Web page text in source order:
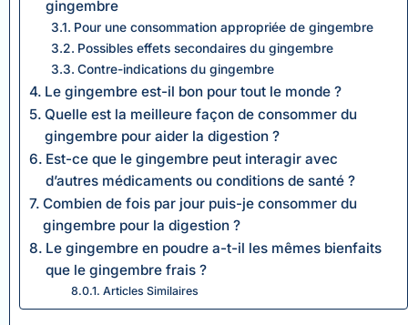
gingembre
Pour une consommation appropriée de gingembre
Possibles effets secondaires du gingembre
Contre-indications du gingembre
Le gingembre est-il bon pour tout le monde ?
Quelle est la meilleure façon de consommer du
gingembre pour aider la digestion ?
Est-ce que le gingembre peut interagir avec
d’autres médicaments ou conditions de santé ?
Combien de fois par jour puis-je consommer du
gingembre pour la digestion ?
Le gingembre en poudre a-t-il les mêmes bienfaits
que le gingembre frais ?
Articles Similaires